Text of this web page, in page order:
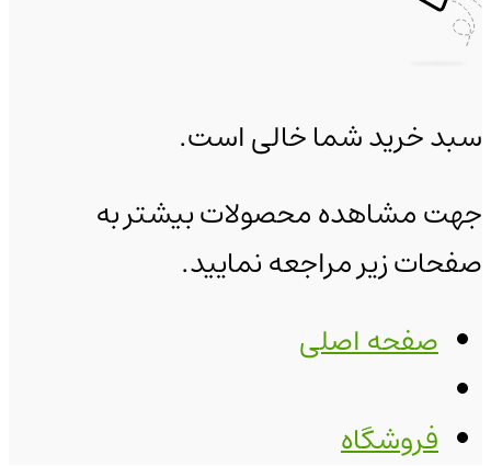
سبد خرید شما خالی است.
جهت مشاهده محصولات بیشتر به
صفحات زیر مراجعه نمایید.
صفحه اصلی
فروشگاه